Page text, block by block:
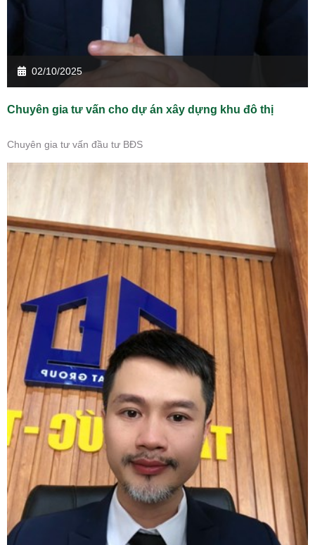
02/10/2025
Chuyên gia tư vấn cho dự án xây dựng khu đô thị
Chuyên gia tư vấn đầu tư BĐS